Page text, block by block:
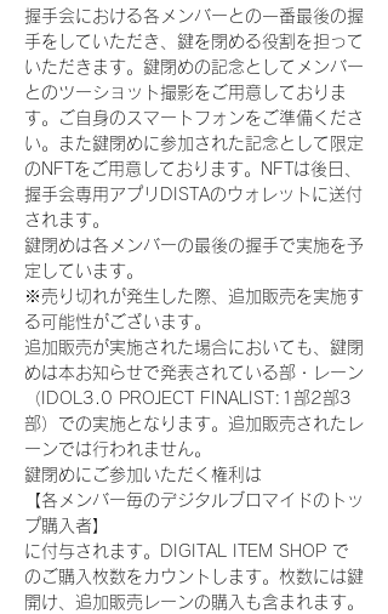
握手会における各メンバーとの一番最後の握
手をしていただき、鍵を閉める役割を担って
いただきます。鍵閉めの記念としてメンバー
とのツーショット撮影をご用意しておりま
す。ご自身のスマートフォンをご準備くださ
い。また鍵閉めに参加された記念として限定
のNFTをご用意しております。NFTは後日、
握手会専用アプリDISTAのウォレットに送付
されます。
鍵閉めは各メンバーの最後の握手で実施を予
定しています。
※売り切れが発生した際、追加販売を実施す
る可能性がございます。
追加販売が実施された場合においても、鍵閉
めは本お知らせで発表されている部・レーン
（IDOL3.0 PROJECT FINALIST:1部2部3
部）での実施となります。追加販売されたレ
ーンでは行われません。
鍵閉めにご参加いただく権利は
【各メンバー毎のデジタルブロマイドのトッ
プ購入者】
に付与されます。DIGITAL ITEM SHOP で
のご購入枚数をカウントします。枚数には鍵
開け、追加販売レーンの購入も含まれます。